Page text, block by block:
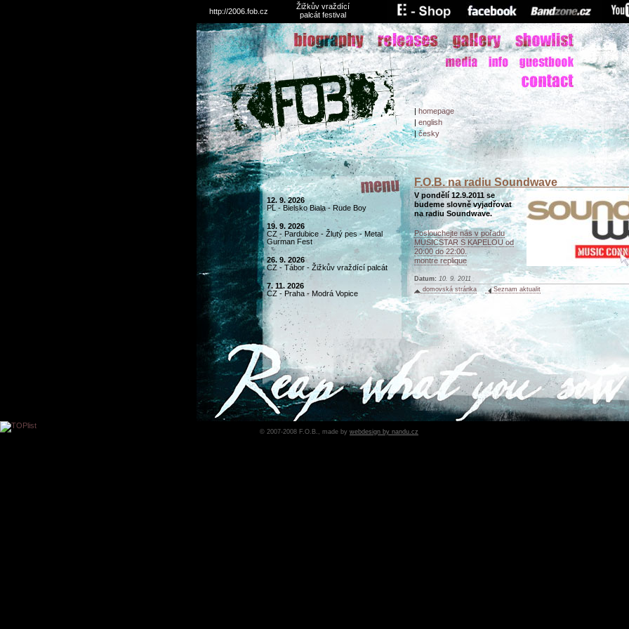
http://2006.fob.cz
Žižkův vraždící
palcát festival
| homepage
| english
|česky
12. 9. 2026
PL - Bielsko Biala - Rude Boy
19. 9. 2026
CZ - Pardubice - Žlutý pes - Metal
Gurman Fest
26. 9. 2026
CZ - Tábor - Žižkův vraždící palcát
7. 11. 2026
CZ - Praha - Modrá Vopice
F.O.B. na radiu Soundwave
V pondělí 12.9.2011 se
budeme slovně vyjadřovat
na radiu Soundwave.
Poslouchejte nás v pořadu
MUSICSTAR S KAPELOU od
20:00 do 22:00.
montre replique
Datum: 10. 9. 2011
domovská stránka
Seznam aktualit
© 2007-2008 F.O.B., made by webdesign by nandu.cz